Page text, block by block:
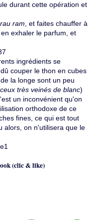
durant cette opération et
rau ram , et faites chauffer à
exhaler le parfum, et
ingrédients se
couper le thon en cubes
la longe sont un peu
ceux très veinés de blanc)
un inconvénient qu'on
orthodoxe de ce
fines, ce qui est tout
alors, on n'utilisera que le
(clic & like)